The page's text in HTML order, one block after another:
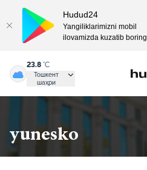
23.8 °C
Тошкент
шаҳри
yunesko
Hudud24
Yangiliklarimizni mobil
ilovamizda kuzatib boring.